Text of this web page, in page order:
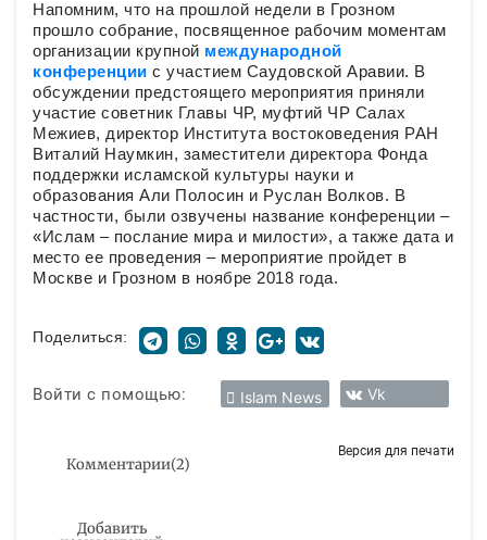
Напомним, что на прошлой недели в Грозном
прошло собрание, посвященное рабочим моментам
организации крупной международной
конференции с участием Саудовской Аравии. В
обсуждении предстоящего мероприятия приняли
участие советник Главы ЧР, муфтий ЧР Салах
Межиев, директор Института востоковедения РАН
Виталий Наумкин, заместители директора Фонда
поддержки исламской культуры науки и
образования Али Полосин и Руслан Волков. В
частности, были озвучены название конференции –
«Ислам – послание мира и милости», а также дата и
место ее проведения – мероприятие пройдет в
Москве и Грозном в ноябре 2018 года.
Поделиться:
Войти с помощью: Islam News Vk
Комментарии(2)
Версия для печати
Добавить